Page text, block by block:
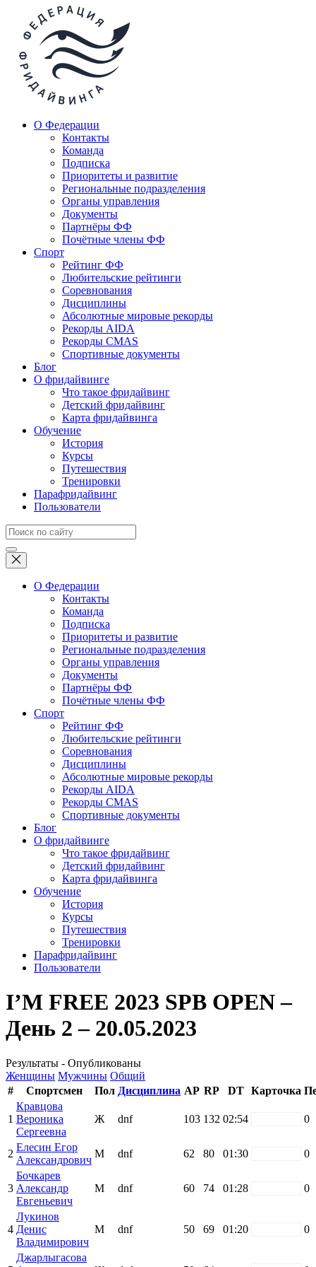
О Федерации
Контакты
Команда
Подписка
Приоритеты и развитие
Региональные подразделения
Органы управления
Документы
Партнёры ФФ
Почётные члены ФФ
Спорт
Рейтинг ФФ
Любительские рейтинги
Соревнования
Дисциплины
Абсолютные мировые рекорды
Рекорды AIDA
Рекорды CMAS
Спортивные документы
Блог
О фридайвинге
Что такое фридайвинг
Детский фридайвинг
Карта фридайвинга
Обучение
История
Курсы
Путешествия
Тренировки
Парафридайвинг
Пользователи
О Федерации
Контакты
Команда
Подписка
Приоритеты и развитие
Региональные подразделения
Органы управления
Документы
Партнёры ФФ
Почётные члены ФФ
Спорт
Рейтинг ФФ
Любительские рейтинги
Соревнования
Дисциплины
Абсолютные мировые рекорды
Рекорды AIDA
Рекорды CMAS
Спортивные документы
Блог
О фридайвинге
Что такое фридайвинг
Детский фридайвинг
Карта фридайвинга
Обучение
История
Курсы
Путешествия
Тренировки
Парафридайвинг
Пользователи
I’M FREE 2023 SPB OPEN –
День 2 – 20.05.2023
Результаты - Опубликованы
Женщины Мужчины Общий
#
Спортсмен Пол Дисциплина AP RP DT Карточка
1
Кравцова
Вероника
Сергеевна
Ж dnf 103 132 02:54 0
2
Елесин Егор
Александрович
М dnf 62 80 01:30 0
3
Бочкарев
Александр
Евгеньевич
М dnf 60 74 01:28 0
4
Лукинов
Денис
Владимирович
М dnf 50 69 01:20 0
Джарлыгасова